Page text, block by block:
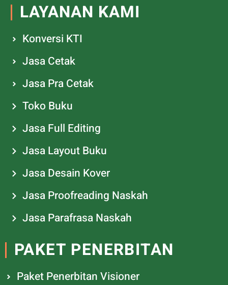
LAYANAN KAMI
Konversi KTI
Jasa Cetak
Jasa Pra Cetak
Toko Buku
Jasa Full Editing
Jasa Layout Buku
Jasa Desain Kover
Jasa Proofreading Naskah
Jasa Parafrasa Naskah
PAKET PENERBITAN
Paket Penerbitan Visioner